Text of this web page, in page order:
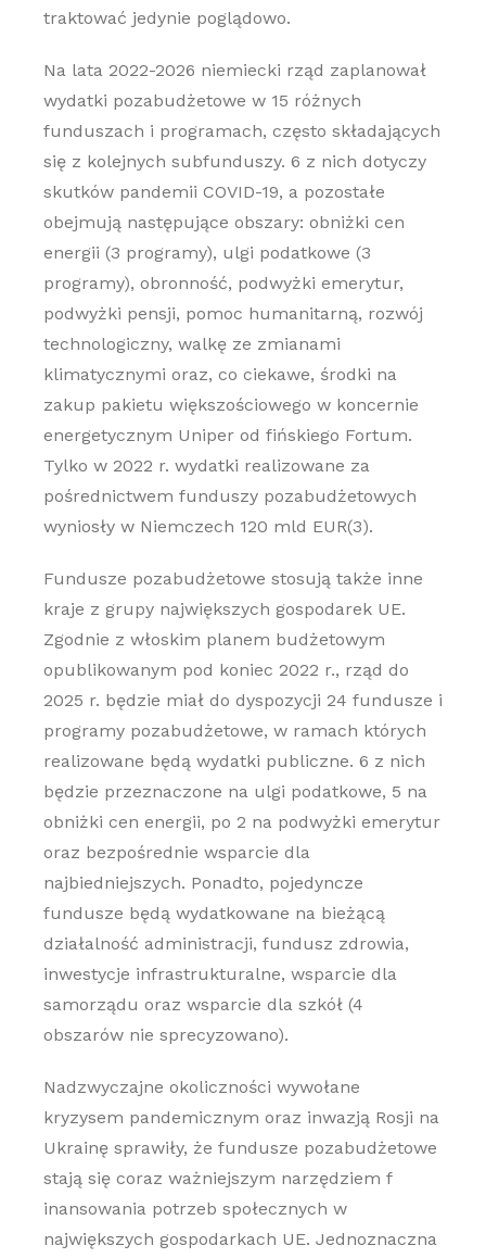
traktować jedynie poglądowo.
Na lata 2022-2026 niemiecki rząd zaplanował
wydatki pozabudżetowe w 15 różnych
funduszach i programach, często składających
się z kolejnych subfunduszy. 6 z nich dotyczy
skutków pandemii COVID-19, a pozostałe
obejmują następujące obszary: obniżki cen
energii (3 programy), ulgi podatkowe (3
programy), obronność, podwyżki emerytur,
podwyżki pensji, pomoc humanitarną, rozwój
technologiczny, walkę ze zmianami
klimatycznymi oraz, co ciekawe, środki na
zakup pakietu większościowego w koncernie
energetycznym Uniper od fińskiego Fortum.
Tylko w 2022 r. wydatki realizowane za
pośrednictwem funduszy pozabudżetowych
wyniosły w Niemczech 120 mld EUR(3).
Fundusze pozabudżetowe stosują także inne
kraje z grupy największych gospodarek UE.
Zgodnie z włoskim planem budżetowym
opublikowanym pod koniec 2022 r., rząd do
2025 r. będzie miał do dyspozycji 24 fundusze i
programy pozabudżetowe, w ramach których
realizowane będą wydatki publiczne. 6 z nich
będzie przeznaczone na ulgi podatkowe, 5 na
obniżki cen energii, po 2 na podwyżki emerytur
oraz bezpośrednie wsparcie dla
najbiedniejszych. Ponadto, pojedyncze
fundusze będą wydatkowane na bieżącą
działalność administracji, fundusz zdrowia,
inwestycje infrastrukturalne, wsparcie dla
samorządu oraz wsparcie dla szkół (4
obszarów nie sprecyzowano).
Nadzwyczajne okoliczności wywołane
kryzysem pandemicznym oraz inwazją Rosji na
Ukrainę sprawiły, że fundusze pozabudżetowe
stają się coraz ważniejszym narzędziem f
inansowania potrzeb społecznych w
największych gospodarkach UE. Jednoznaczna